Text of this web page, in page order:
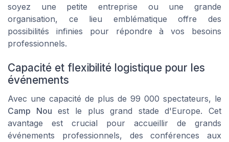
soyez une petite entreprise ou une grande
organisation, ce lieu emblématique offre des
possibilités infinies pour répondre à vos besoins
professionnels.
Capacité et flexibilité logistique pour les
événements
Avec une capacité de plus de 99 000 spectateurs, le
Camp Nou est le plus grand stade d'Europe. Cet
avantage est crucial pour accueillir de grands
événements professionnels, des conférences aux